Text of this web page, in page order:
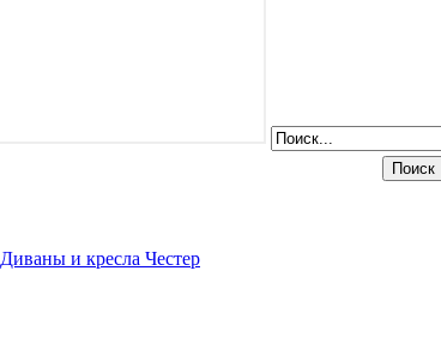
Диваны и кресла Честер